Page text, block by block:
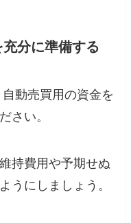
分に準備する
動売買用の資金を
さい。
持費用や予期せぬ
うにしましょう。